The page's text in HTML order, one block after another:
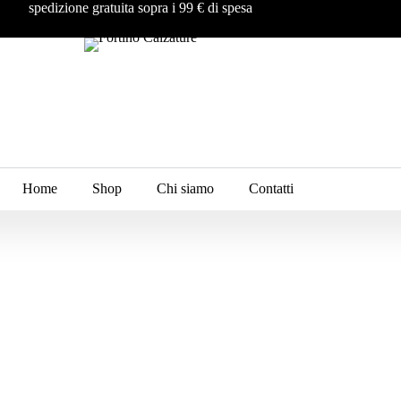
spedizione gratuita sopra i 99 € di spesa
Home Shop Chi siamo Contatti